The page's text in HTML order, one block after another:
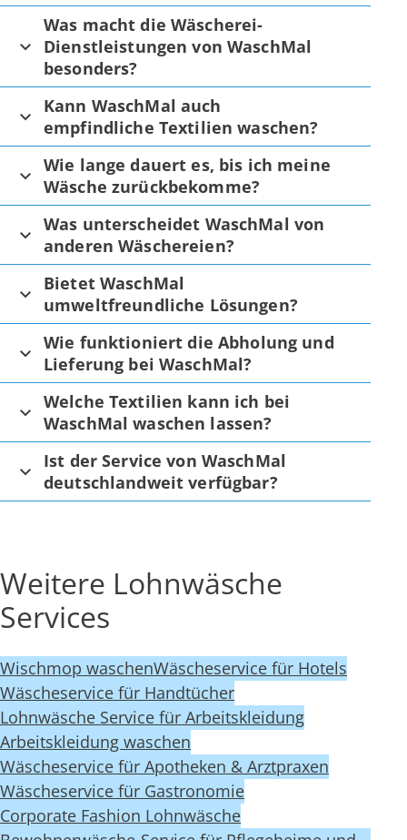
Was macht die Wäscherei-
Dienstleistungen von WaschMal
besonders?
Kann WaschMal auch
empfindliche Textilien waschen?
Wie lange dauert es, bis ich meine
Wäsche zurückbekomme?
Was unterscheidet WaschMal von
anderen Wäschereien?
Bietet WaschMal
umweltfreundliche Lösungen?
Wie funktioniert die Abholung und
Lieferung bei WaschMal?
Welche Textilien kann ich bei
WaschMal waschen lassen?
Ist der Service von WaschMal
deutschlandweit verfügbar?
Weitere Lohnwäsche
Services
Wischmop waschenWäscheservice für Hotels
Wäscheservice für Handtücher
Lohnwäsche Service für Arbeitskleidung
Arbeitskleidung waschen
Wäscheservice für Apotheken & Arztpraxen
Wäscheservice für Gastronomie
Corporate Fashion Lohnwäsche